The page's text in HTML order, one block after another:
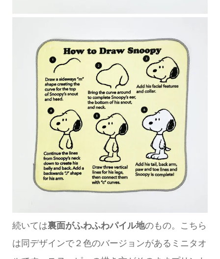
続いては裏面がふわふわパイル地のもの。こちら
は同デザインで２色のバージョンがあるミニタオ